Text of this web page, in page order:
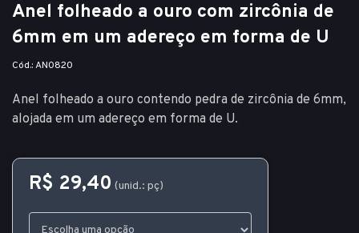
Anel folheado a ouro com zircônia de
6mm em um adereço em forma de U
Cód.: AN0820
Anel folheado a ouro contendo pedra de zircônia de 6mm,
alojada em um adereço em forma de U.
R$ 29,40 (unid.: pç)